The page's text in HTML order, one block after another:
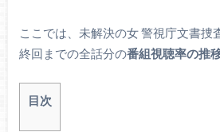
ここでは、未解決の女 警視庁文書捜
終回までの全話分の番組視聴率の推
目次